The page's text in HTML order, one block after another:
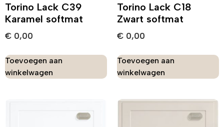
Torino Lack C39
Karamel softmat
€ 0,00
Toevoegen aan
winkelwagen
Torino Lack C18
Zwart softmat
€ 0,00
Toevoegen aan
winkelwagen